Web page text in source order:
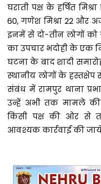
घराती पक्ष के हर्षित
60, गणेश मिश्रा 22 और
इनमें से दो-तीन लोगों को
का उपचार भदोही के एक
घटना के बाद शादी
स्थानीय लोगों के
संबंध में रामपुर थाना
उन्हें अभी तक मामले की
किसी पक्ष की ओर से
आवश्यक कार्रवाई की